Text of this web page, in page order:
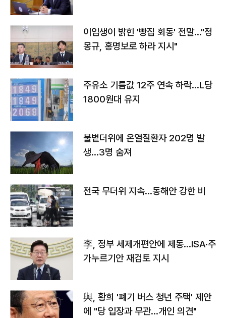
이임생이 밝힌 '빵집 회동' 전말…"정
몽규, 홍명보로 하라 지시"
주유소 기름값 12주 연속 하락…L당
1800원대 유지
불볕더위에 온열질환자 202명 발
생…3명 숨져
전국 무더위 지속…동해안 강한 비
李, 정부 세제개편안에 제동…ISA·주
가누르기안 재검토 지시
與, 황희 '폐기 버스 청년 주택' 제안
에 "당 입장과 무관…개인 의견"